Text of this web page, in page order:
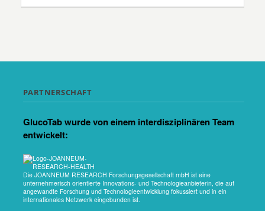
PARTNERSCHAFT
GlucoTab wurde von einem interdisziplinären Team
entwickelt:
Die JOANNEUM RESEARCH Forschungsgesellschaft mbH ist eine
unternehmerisch orientierte Innovations- und Technologieanbieterin, die auf
angewandte Forschung und Technologieentwicklung fokussiert und in ein
internationales Netzwerk eingebunden ist.